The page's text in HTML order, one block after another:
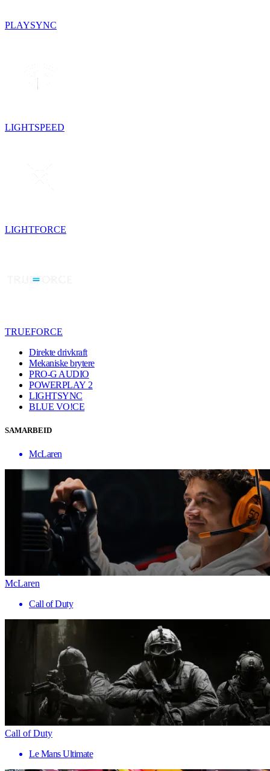
PLAYSYNC
LIGHTSPEED
LIGHTFORCE
TRUEFORCE
Direkte drivkraft
Mekaniske brytere
PRO-G AUDIO
POWERPLAY 2
LIGHTSYNC
BLUE VO!CE
SAMARBEID
McLaren
McLaren
Call of Duty
Call of Duty
Le Mans Ultimate